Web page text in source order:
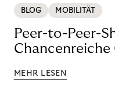
BLOG MOBILITÄT
Peer-to-Peer-
MEHR LESEN